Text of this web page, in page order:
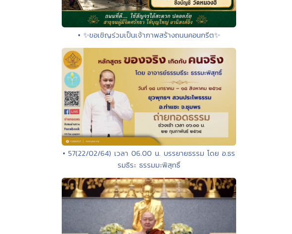
• ✨ขอเชิญร่วมเป็นเจ้าภาพสร้างถนนคอนกรีต✨
• 57(22/02/64) เวลา 06.00 น. บรรยายธรรม โดย อ.ธร
รมธีระ ธรรมมะพิสุทธิ์